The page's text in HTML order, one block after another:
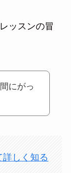
ッスンの冒
にがっ
詳しく知る